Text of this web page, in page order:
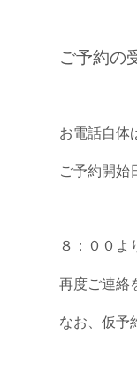
ご予約の
お電話自体
ご予約開始
８：００よ
再度ご連絡
なお、仮予